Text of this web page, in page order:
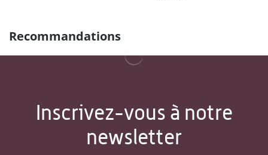
Recommandations
Inscrivez-vous à notre
newsletter